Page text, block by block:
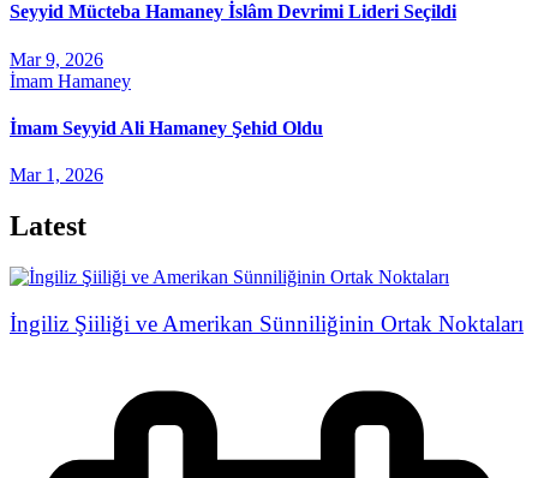
Seyyid Mücteba Hamaney İslâm Devrimi Lideri Seçildi
Mar 9, 2026
İmam Hamaney
İmam Seyyid Ali Hamaney Şehid Oldu
Mar 1, 2026
Latest
İngiliz Şiiliği ve Amerikan Sünniliğinin Ortak Noktaları